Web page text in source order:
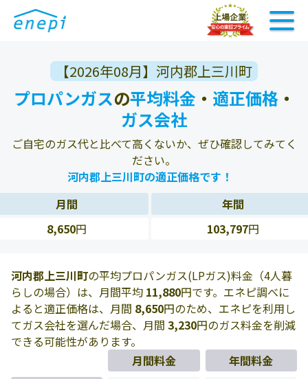
【2026年08月】河内郡上三川町
プロパンガスの平均料金 ・ 適正価格 ・
ガス会社
ご自宅のガス代と比べて高くないか、ぜひ確認してみてく
ださい。
河内郡上三川町の適正価格です！
月間
年間
8,650円 103,797円
河内郡上三川町の平均プロパンガス(LPガス)料金（4人暮
らしの場合）は、月間平均 11,880円です。エネピ調べに
よると適正価格は、月間 8,650円のため、エネピを利用し
てガス会社を選んだ場合、月間 3,230円のガス料金を削減
できる可能性があります。
月間料金
年間料金